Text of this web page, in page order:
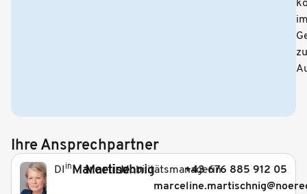
Ihre Ansprechpartner
DIinMarceline
MartischnigMobilitätsmanagerin+43 676 885 912 05